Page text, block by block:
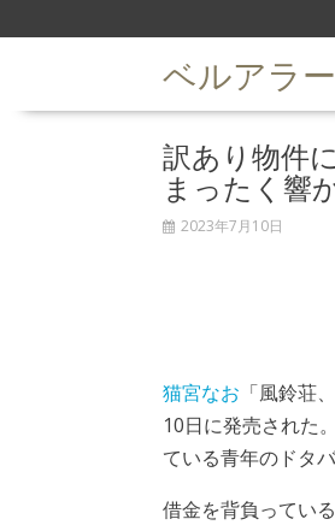
k
ベルアラ
訳あり物件
まったく響
2023年7月10日
猫宮なお 「風鈴荘
10日に発売された
ている青年のドタ
借金を背負ってい